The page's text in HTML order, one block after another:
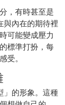
，有時甚至是
與內在的期待裡
可能變成壓力
標準打扮，每
受。
」的形象。這種